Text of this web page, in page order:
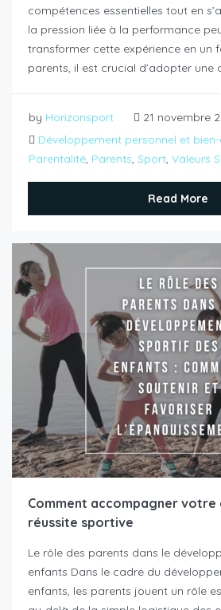
compétences essentielles tout en
la pression liée à la performance
transformer cette expérience en un
parents, il est crucial d’adopter
by Horizonsport
21 novembre
Développement personnel et
Parentalité Parents Sport Valeurs
Read More
Comment accompagner votre
réussite sportive
Le rôle des parents dans le
enfants Dans le cadre du
enfants, les parents jouent un rôle